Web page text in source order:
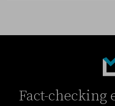
Fact-checking